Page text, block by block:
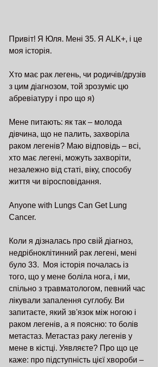
Привіт! Я Юля. Мені 35. Я ALK+, і це
моя історія.
Хто має рак легень, чи родичів/друзів
з цим діагнозом, той зрозуміє цю
абревіатуру і про що я)
Мене питають: як так – молода
дівчина, що не палить, захворіла
раком легенів? Маю відповідь – всі,
хто має легені, можуть захворіти,
незалежно від статі, віку, способу
життя чи віросповідання.
Anyone with Lungs Can Get Lung
Cancer.
Коли я дізналась про свій діагноз,
недрібноклітинний рак легені, мені
було 33.  Моя історія почалась із
того, що у мене боліла нога, і ми,
спільно з травматологом, певний час
лікували запалення суглобу. Ви
запитаєте, який зв'язок між ногою і
раком легенів, а я поясню: то болів
метастаз. Метастаз раку легенів у
мене в кістці. Уявляєте? Про що це
каже: про підступність цієї хвороби –